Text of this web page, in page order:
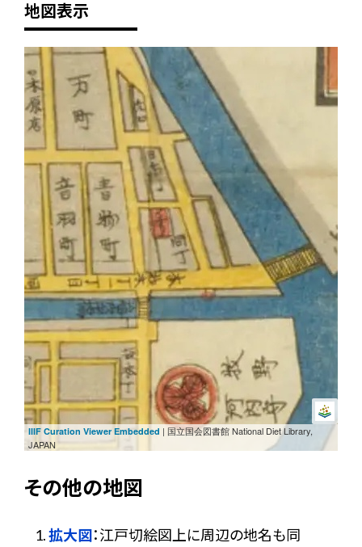
地図表示
+
-
IIIF Curation Viewer Embedded | 国立国会図書館 National Diet Library,
JAPAN
その他の地図
拡大図：江戸切絵図上に周辺の地名も同